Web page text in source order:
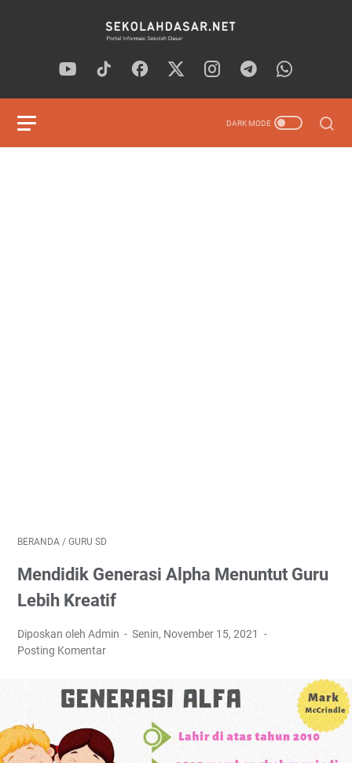
BERANDA / GURU SD
Mendidik Generasi Alpha Menuntut Guru
Lebih Kreatif
Diposkan oleh Admin
Senin, November 15, 2021
Posting Komentar